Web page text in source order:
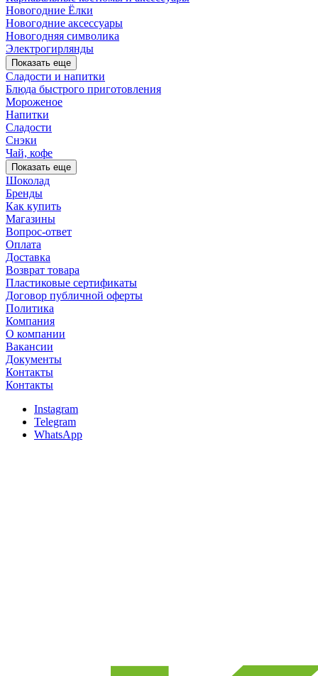
Новогодние Ёлки
Новогодние аксессуары
Новогодняя символика
Электрогирлянды
Показать еще
Сладости и напитки
Блюда быстрого приготовления
Мороженое
Напитки
Сладости
Снэки
Чай, кофе
Показать еще
Шоколад
Бренды
Как купить
Магазины
Вопрос-ответ
Оплата
Доставка
Возврат товара
Пластиковые сертификаты
Договор публичной оферты
Политика
Компания
О компании
Вакансии
Документы
Контакты
Контакты
Instagram
Telegram
WhatsApp